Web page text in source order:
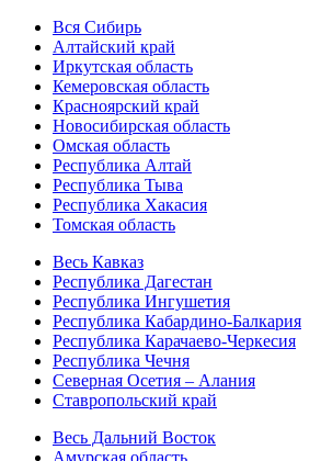
Вся Сибирь
Алтайский край
Иркутская область
Кемеровская область
Красноярский край
Новосибирская область
Омская область
Республика Алтай
Республика Тыва
Республика Хакасия
Томская область
Весь Кавказ
Республика Дагестан
Республика Ингушетия
Республика Кабардино-Балкария
Республика Карачаево-Черкесия
Республика Чечня
Северная Осетия – Алания
Ставропольский край
Весь Дальний Восток
Амурская область